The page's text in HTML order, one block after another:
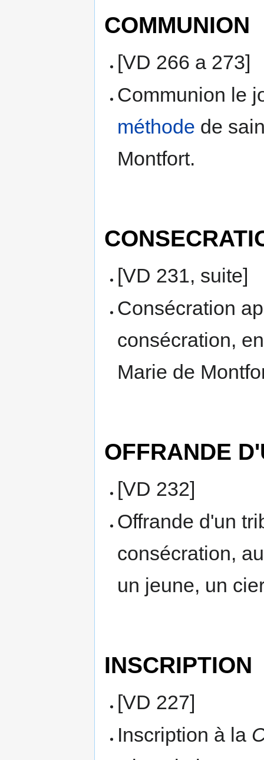
COMMUNION
[VD 266 a 273]
Communion le
méthode de
Montfort.
[VD 231, suite]
Consécration
consécration,
Marie de
OFFRANDE
[VD 232]
Offrande d'un
consécration,
un jeune, un
INSCRIPTION
[VD 227]
Inscription à la